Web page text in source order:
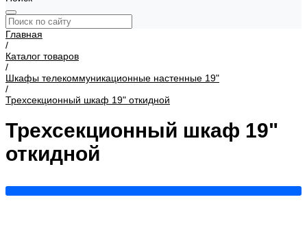
Главная
/
Каталог товаров
/
Шкафы телекоммуникационные настенные 19"
/
Трехсекционный шкаф 19" откидной
Трехсекционный шкаф 19"
откидной